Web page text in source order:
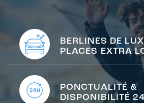
BERLINES DE
PLACES EXTRA
PONCTUALITÉ &
DISPONIBILITÉ